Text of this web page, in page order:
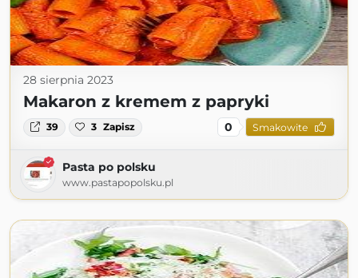
28 sierpnia 2023
Makaron z kremem z papryki
39 3 Zapisz 0 Smakowite
Pasta po polsku
www.pastapopolsku.pl